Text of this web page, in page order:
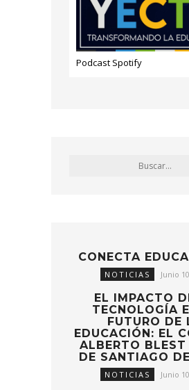
Podcast Spotify
CONECTA
NOTICIAS Junio
EL IMPACTO
TECNOLOGÍA
FUTURO DE
EDUCACIÓN: EL
ALBERTO
DE SANTIAGO
NOTICIAS Junio